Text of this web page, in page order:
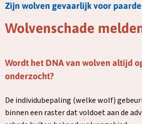
Zijn wolven gevaarlijk voor
Wolvenschade
Wordt het DNA van wolven altijd
onderzocht?
De individubepaling (welke wolf)
binnen een raster dat voldoet aan de